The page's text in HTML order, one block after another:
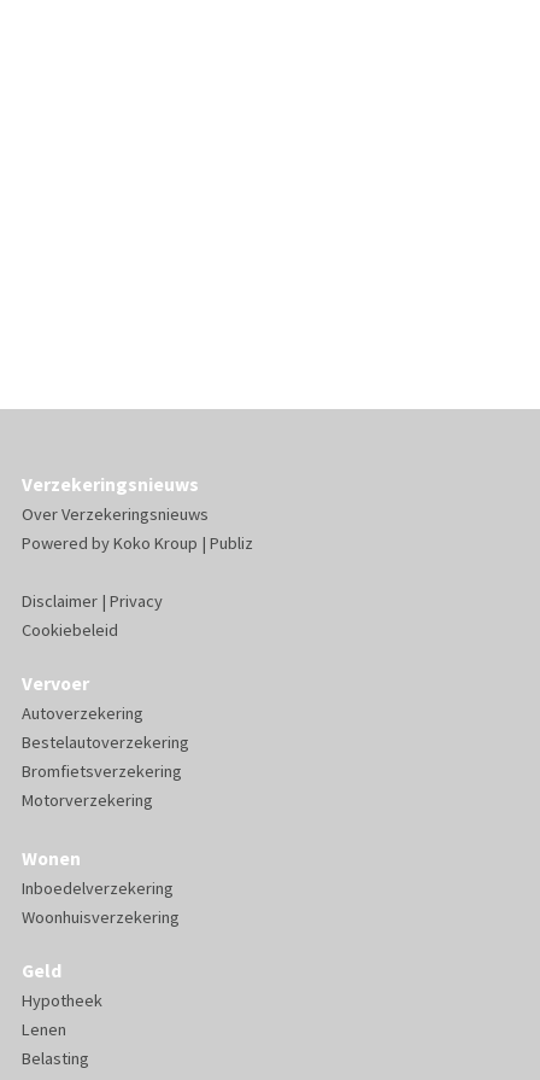
Verzekeringsnieuws
Over Verzekeringsnieuws
Powered byKoko Kroup | Publiz
Disclaimer| Privacy
Cookiebeleid
Vervoer
Autoverzekering
Bestelautoverzekering
Bromfietsverzekering
Motorverzekering
Wonen
Inboedelverzekering
Woonhuisverzekering
Geld
Hypotheek
Lenen
Belasting